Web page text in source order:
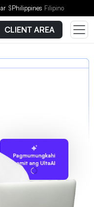
$Philippines Filipino
CLIENT AREA
Pagmumungkahi
gamit ang UltaAI